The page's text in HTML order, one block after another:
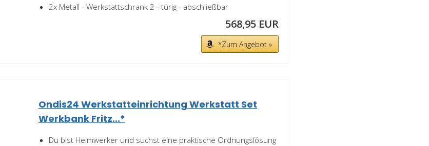
2x Metall - Werkstattschrank 2 - türig - abschließbar
568,95 EUR
*Zum Angebot »
Ondis24 Werkstatteinrichtung Werkstatt Set
Werkbank Fritz...*
Du bist Heimwerker und suchst eine praktische Ordnungslösung